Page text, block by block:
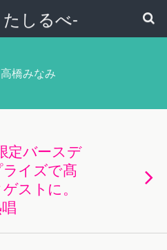
しるべ-
高橋みなみ
定バースデ
イズで髙
ストに。